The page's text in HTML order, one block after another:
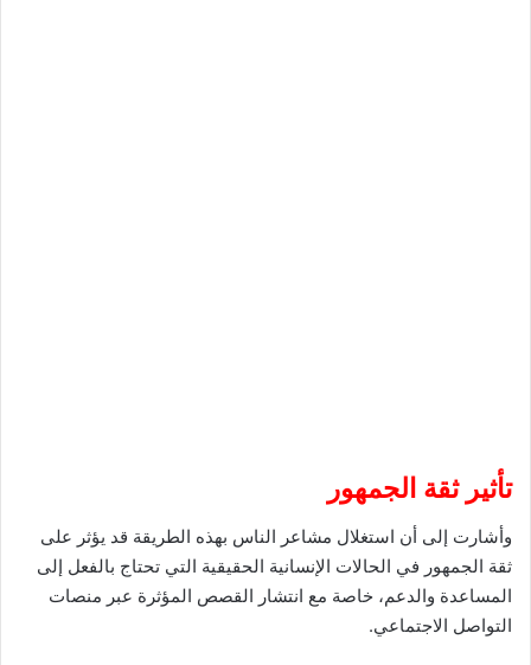
تأثير ثقة الجمهور
وأشارت إلى أن استغلال مشاعر الناس بهذه الطريقة قد يؤثر على
ثقة الجمهور في الحالات الإنسانية الحقيقية التي تحتاج بالفعل إلى
المساعدة والدعم، خاصة مع انتشار القصص المؤثرة عبر منصات
التواصل الاجتماعي.